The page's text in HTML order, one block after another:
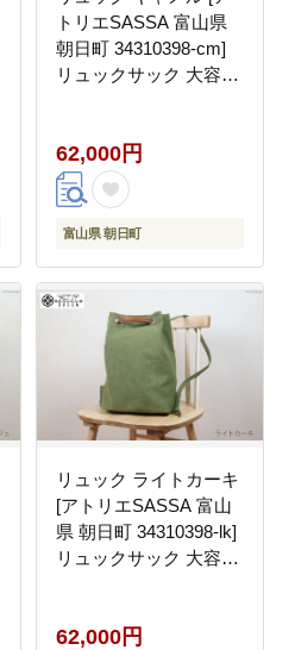
トリエSASSA 富山県
朝日町 34310398-cm]
リュックサック 大容量
62,000円
富山県 朝日町
リュック ライトカーキ
[アトリエSASSA 富山
県 朝日町 34310398-lk]
リュックサック 大容量
62,000円